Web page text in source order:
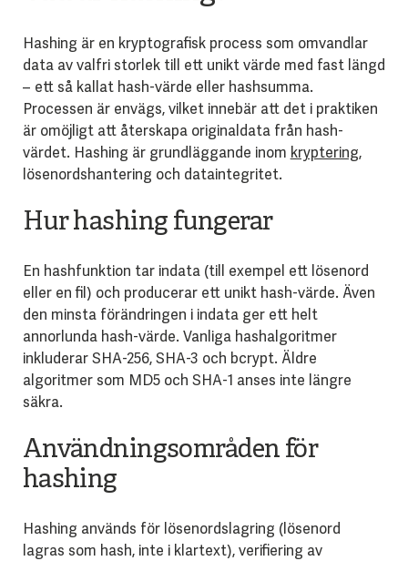
Hashing är en kryptografisk process som omvandlar
data av valfri storlek till ett unikt värde med fast längd
– ett så kallat hash-värde eller hashsumma.
Processen är envägs, vilket innebär att det i praktiken
är omöjligt att återskapa originaldata från hash-
värdet. Hashing är grundläggande inom kryptering,
lösenordshantering och dataintegritet.
Hur hashing fungerar
En hashfunktion tar indata (till exempel ett lösenord
eller en fil) och producerar ett unikt hash-värde. Även
den minsta förändringen i indata ger ett helt
annorlunda hash-värde. Vanliga hashalgoritmer
inkluderar SHA-256, SHA-3 och bcrypt. Äldre
algoritmer som MD5 och SHA-1 anses inte längre
säkra.
Användningsområden för
hashing
Hashing används för lösenordslagring (lösenord
lagras som hash, inte i klartext), verifiering av